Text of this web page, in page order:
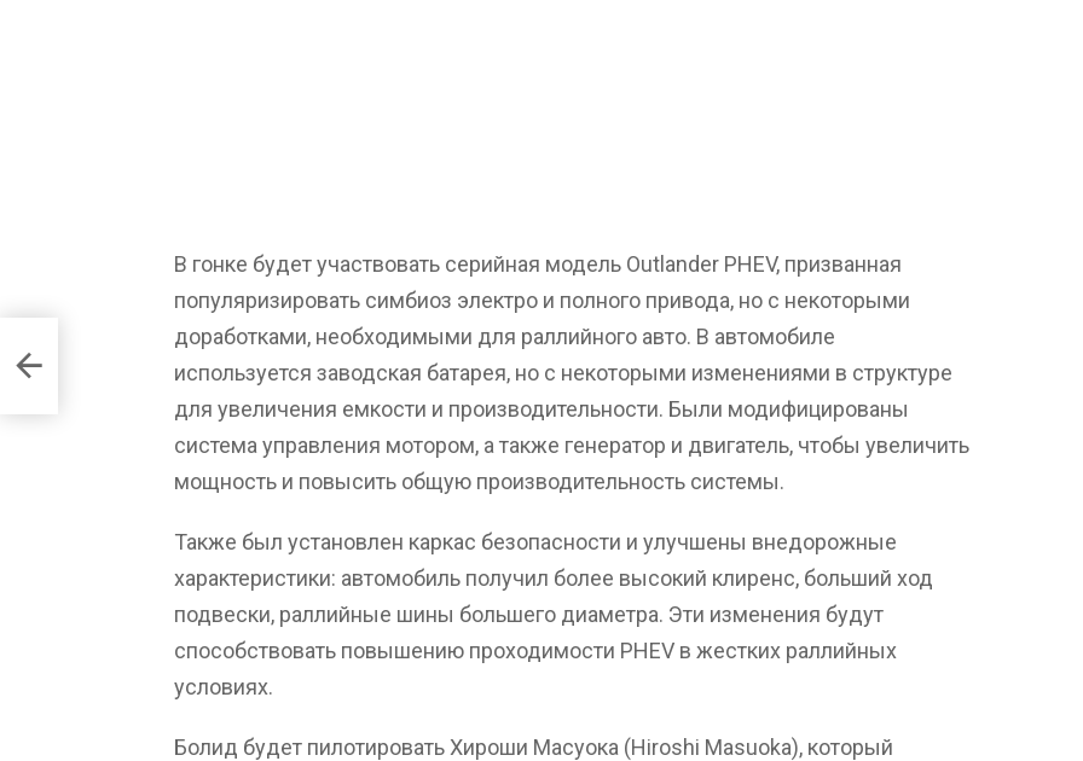
В гонке будет участвовать серийная модель Outlander PHEV, призванная
популяризировать симбиоз электро и полного привода, но с некоторыми
доработками, необходимыми для раллийного авто. В автомобиле
используется заводская батарея, но с некоторыми изменениями в структуре
для увеличения емкости и производительности. Были модифицированы
система управления мотором, а также генератор и двигатель, чтобы увеличить
мощность и повысить общую производительность системы.
Также был установлен каркас безопасности и улучшены внедорожные
характеристики: автомобиль получил более высокий клиренс, больший ход
подвески, раллийные шины большего диаметра. Эти изменения будут
способствовать повышению проходимости PHEV в жестких раллийных
условиях.
Болид будет пилотировать Хироши Масуока (Hiroshi Masuoka), который
и